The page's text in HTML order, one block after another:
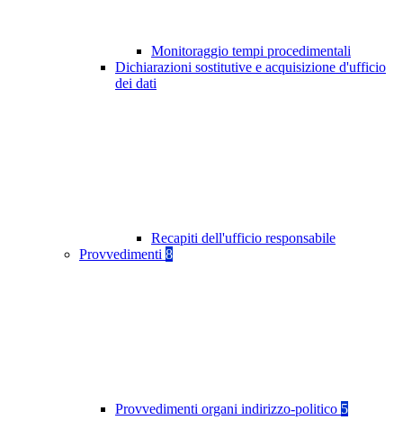
Monitoraggio tempi procedimentali
Dichiarazioni sostitutive e acquisizione d'ufficio
dei dati
Recapiti dell'ufficio responsabile
Provvedimenti 8
Provvedimenti organi indirizzo-politico 5